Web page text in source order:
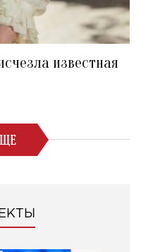
известная